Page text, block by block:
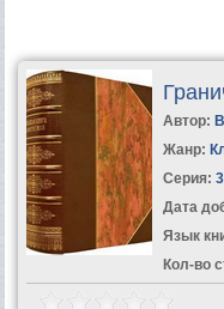
Автор:
Жанр:
Серия: 3
Дата
Язык
Кол-во